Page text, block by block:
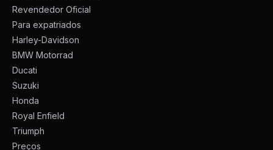
Revendedor Oficial
Para expatriados
Harley-Davidson
BMW Motorrad
Ducati
Suzuki
Honda
Royal Enfield
Triumph
Preços